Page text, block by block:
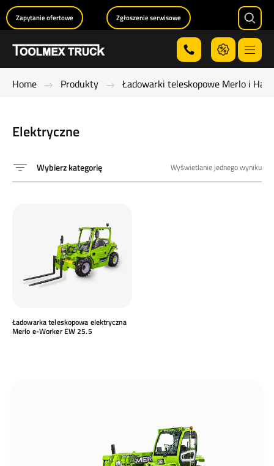
Menu
Zapytanie ofertowe Zgłoszenie serwisowe
Home Produkty Ładowarki teleskopowe Merlo i
Elektryczne
Wybierz kategorię Wyświetlanie jednego wyniku
Ładowarka teleskopowa elektryczna
Merlo e-Worker EW 25.5